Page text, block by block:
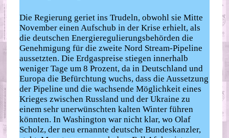
Die Regierung geriet ins Trudeln, obwohl sie Mitte
November einen Aufschub in der Krise erhielt, als
die deutschen Energieregulierungsbehörden die
Genehmigung für die zweite Nord Stream-Pipeline
aussetzten. Die Erdgaspreise stiegen innerhalb
weniger Tage um 8 Prozent, da in Deutschland und
Europa die Befürchtung wuchs, dass die Aussetzung
der Pipeline und die wachsende Möglichkeit eines
Krieges zwischen Russland und der Ukraine zu
einem sehr unerwünschten kalten Winter führen
könnten. In Washington war nicht klar, wo Olaf
Scholz, der neu ernannte deutsche Bundeskanzler,